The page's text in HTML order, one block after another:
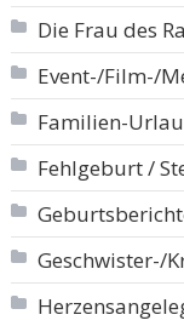
Die Frau des
Event-/Film-/
Familien-
Fehlgeburt /
Geschwister-/